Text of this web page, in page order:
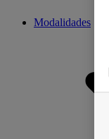
Modalidades